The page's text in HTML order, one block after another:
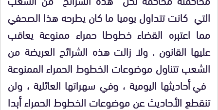
التي كانت تتداول يوميا ما كان يطرحه هذا الصحفي
مما اعتبره القضاء خطوطا حمراء ممنوعة يعاقب
عليها القانون . ولا زالت هذه الشرائح العريضة من
الشعب تتناول موضوعات الخطوط الحمراء الممنوعة
في أحاديثها اليومية ، وفي سهراتها العائلية ، ولن
تنقطع الأحاديث عن موضوعات الخطوط الحمراء أبدا